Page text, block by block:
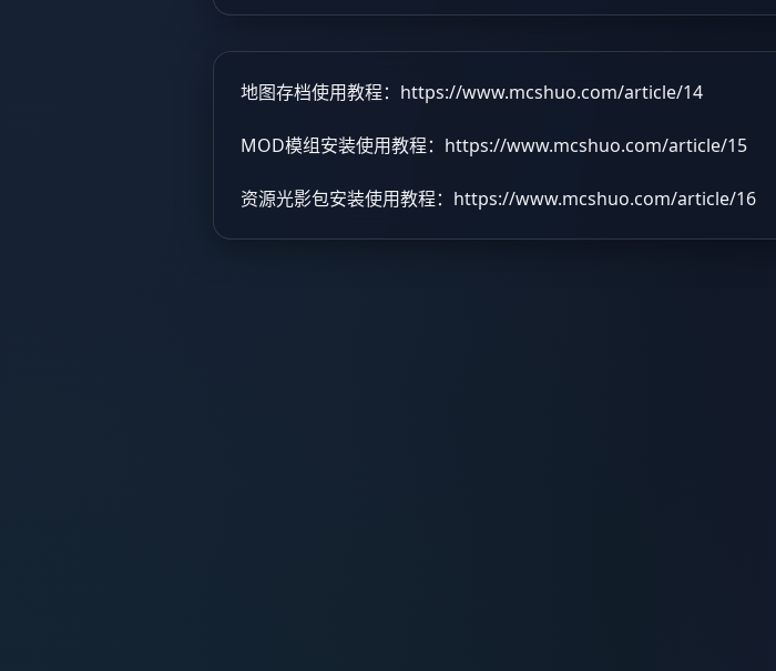
地图存档使用教程： https://www.mcshuo.com/article/14
MOD模组安装使用教程： https://www.mcshuo.com/article/15
资源光影包安装使用教程： https://www.mcshuo.com/article/16